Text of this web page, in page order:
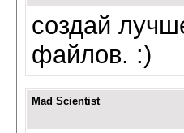
создай
файлов. :)
Mad Scientist